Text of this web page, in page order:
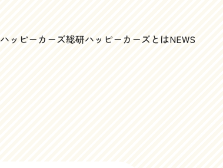
ハッピーカーズ総研ハッピーカーズとはNEWS